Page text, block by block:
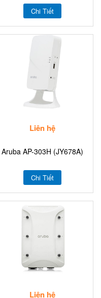
Chi Tiết
Liên hệ
Aruba AP-303H (JY678A)
Chi Tiết
Liên hệ